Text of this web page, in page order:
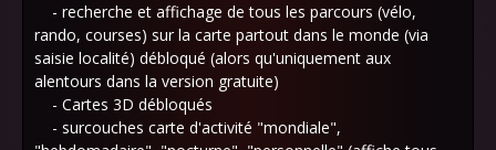
- recherche et affichage de tous les parcours (vélo,
rando, courses) sur la carte partout dans le monde (via
saisie localité) débloqué (alors qu'uniquement aux
alentours dans la version gratuite)
- Cartes 3D débloqués
- surcouches carte d'activité "mondiale",